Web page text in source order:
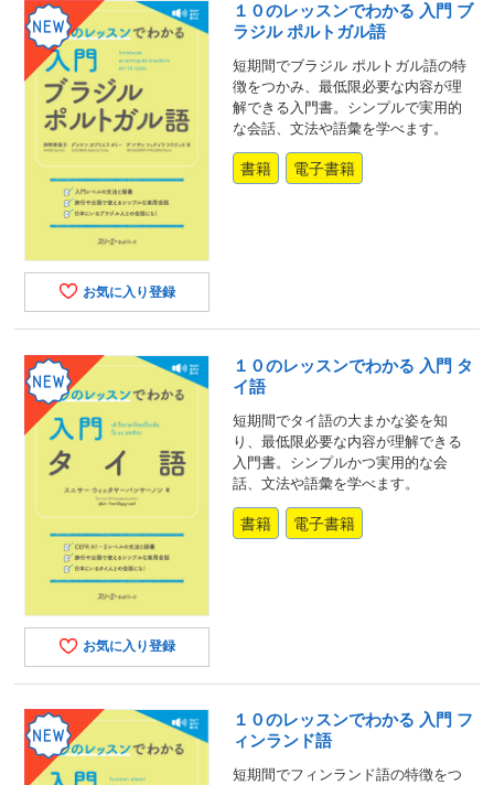
お気に入り登録
１０のレッスンでわかる 入門 ブ
ラジル ポルトガル語
短期間でブラジル ポルトガル語の特
徴をつかみ、最低限必要な内容が理
解できる入門書。シンプルで実用的
な会話、文法や語彙を学べます。
書籍 電子書籍
お気に入り登録
１０のレッスンでわかる 入門 タ
イ語
短期間でタイ語の大まかな姿を知
り、最低限必要な内容が理解できる
入門書。シンプルかつ実用的な会
話、文法や語彙を学べます。
書籍 電子書籍
１０のレッスンでわかる 入門 フ
ィンランド語
短期間でフィンランド語の特徴をつ